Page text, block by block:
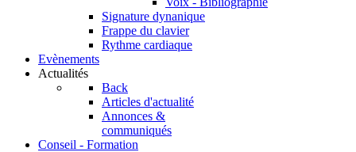
Signature dynanique
Frappe du clavier
Rythme cardiaque
Evènements
Actualités
Back
Articles d'actualité
Annonces &
communiqués
Conseil - Formation